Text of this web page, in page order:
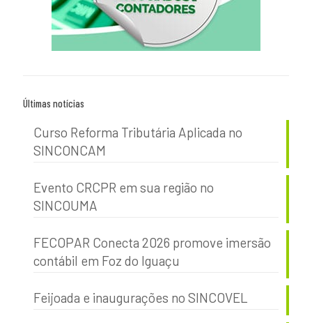
Últimas notícias
Curso Reforma Tributária Aplicada no
SINCONCAM
Evento CRCPR em sua região no
SINCOUMA
FECOPAR Conecta 2026 promove imersão
contábil em Foz do Iguaçu
Feijoada e inaugurações no SINCOVEL